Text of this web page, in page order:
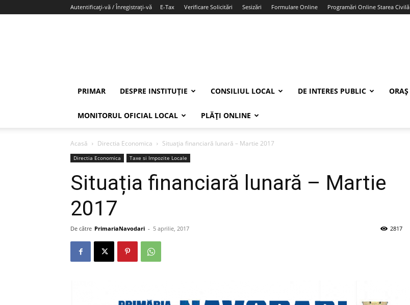
Autentificați-vă / Înregistrați-vă E-Tax Verificare Solicitări Sesizări Formulare Online Programări Online Starea Civilă
PRIMAR DESPRE INSTITUȚIE CONSILIUL LOCAL DE INTERES PUBLIC ORAȘ
MONITORUL OFICIAL LOCAL PLĂȚI ONLINE
Acasă Directia Economica Situația financiară lunară – Martie 2017
Directia Economica Taxe si Impozite Locale
Situația financiară lunară – Martie
2017
De către PrimariaNavodari - 5 aprilie, 2017 2817